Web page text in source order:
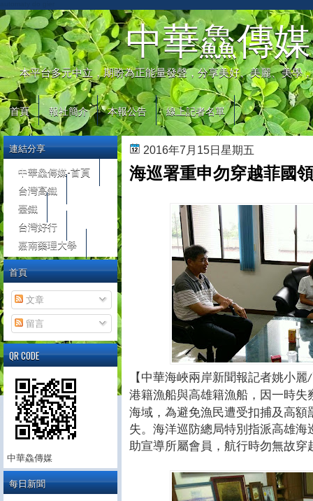
中華鱻傳媒
本平台多元中立，期盼為正能量發聲，分享美好、美麗、美學
首頁 報社簡介 本報公告 線上記者名單
2016年7月15日星期五
海巡署重申勿穿越菲國
【中華海峽兩岸新聞報記者姚小麗/
港籍漁船與高雄籍漁船，因一時
海域，為避免漁民遭受扣捕及高
失。海洋巡防總局特別指派高雄
助宣導所屬會員，航行時勿無故穿
連結分享
中華鱻傳媒-首頁
台灣高鐵
臺鐵
台灣好行
嘉南藥理大學
首頁
文章
留言
QR CODE
中華鱻傳媒
每日新聞